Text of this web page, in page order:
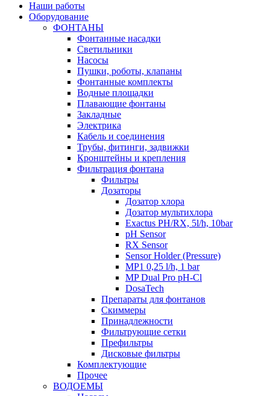
Наши работы
Оборудование
ФОНТАНЫ
Фонтанные насадки
Cветильники
Насосы
Пушки, роботы, клапаны
Фонтанные комплекты
Водные площадки
Плавающие фонтаны
Закладные
Электрика
Кабель и соединения
Трубы, фитинги, задвижки
Кронштейны и крепления
Фильтрация фонтана
Фильтры
Дозаторы
Дозатор хлора
Дозатор мультихлора
Exactus PH/RX, 5l/h, 10bar
pH Sensor
RX Sensor
Sensor Holder (Pressure)
MP1 0,25 l/h, 1 bar
MP Dual Pro pH-Cl
DosaTech
Препараты для фонтанов
Скиммеры
Принадлежности
Фильтрующие сетки
Префильтры
Дисковые фильтры
Комплектующие
Прочее
ВОДОЕМЫ